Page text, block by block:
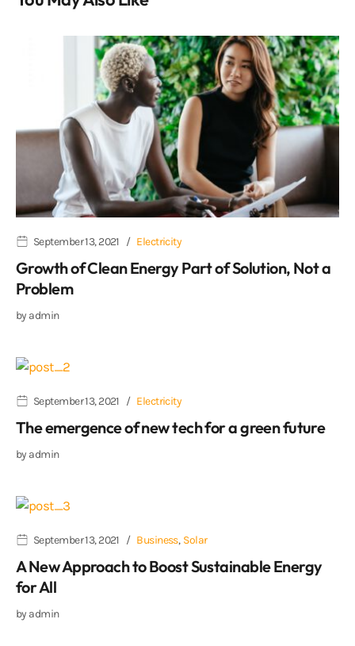
September 13, 2021 Electricity
Growth of Clean Energy Part of Solution, Not a
Problem
by admin
September 13, 2021 Electricity
The emergence of new tech for a green future
by admin
September 13, 2021 Business, Solar
A New Approach to Boost Sustainable Energy
for All
by admin